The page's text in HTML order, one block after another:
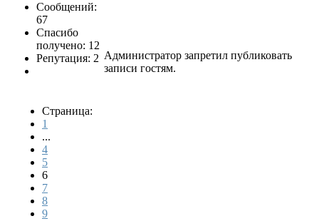
Сообщений:
67
Спасибо
получено: 12
Репутация: 2 Администратор запретил публиковать
записи гостям.
Страница:
1
...
4
5
6
7
8
9